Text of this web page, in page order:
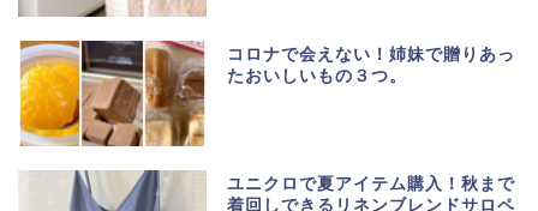
コロナで会えない！姉妹で贈りあっ
たおいしいもの３つ。
ユニクロで夏アイテム購入！秋まで
着回しできるリネンブレンドサロペ